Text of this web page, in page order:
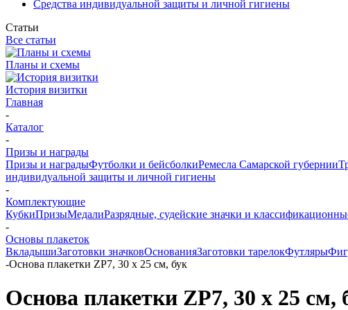
Средства индивидуальной защиты и личной гигиены
Статьи
Все статьи
Планы и схемы
История визитки
Главная
-
Каталог
-
Призы и награды
Призы и наградыФутболки и бейсболкиРемесла Самарской губернии
индивидуальной защиты и личной гигиены
-
Комплектующие
КубкиПризыМедалиРазрядные, судейские значки и
-
Основы плакеток
ВкладышиЗаготовки значковОснованияЗаготовки тарелокФутляры
-Основа плакетки ZP7, 30 х 25 см, бук
Основа плакетки ZP7, 30 х 25 см,